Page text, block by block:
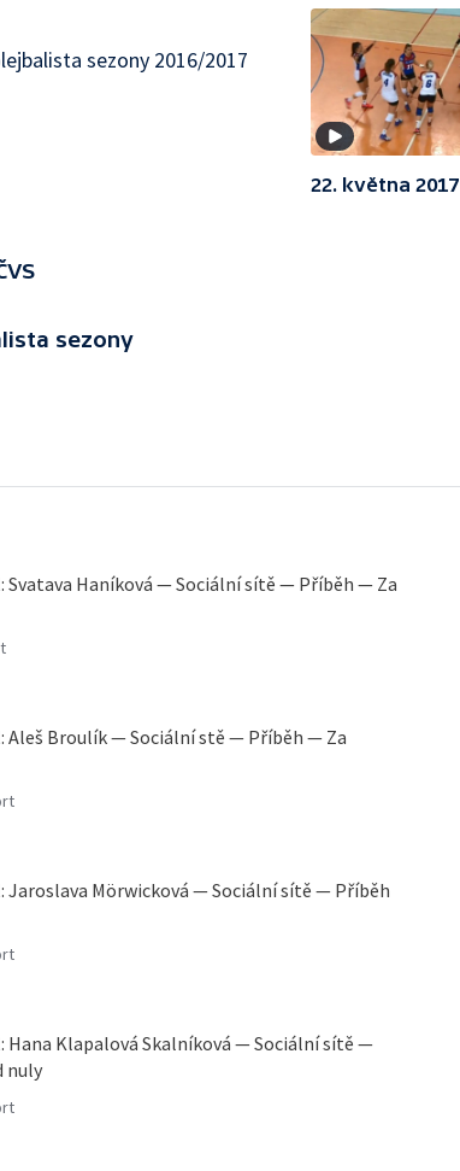
sezony 2016/2017
sezony
22. května 2017
Haníková — Sociální sítě — Příběh — Za
Broulík — Sociální stě — Příběh — Za
Mörwicková — Sociální sítě — Příběh
Klapalová Skalníková — Sociální sítě —
nuly